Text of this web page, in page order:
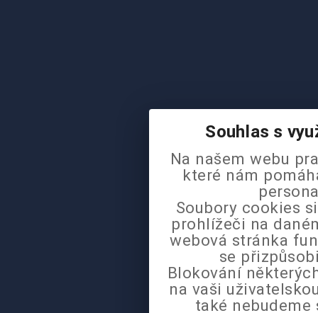
Souhlas s
Na našem webu
které nám
Soubory cookies
prohlížeči na
webová stránka
se
Blokování
na vaši
také